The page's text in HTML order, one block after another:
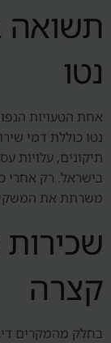
תשואה
נטו
אחת הטעויות
נטו כוללת דמי
תיקונים, עלויות
בישראל. רק
משרתת את
קצרה
בחלק מהמקרים